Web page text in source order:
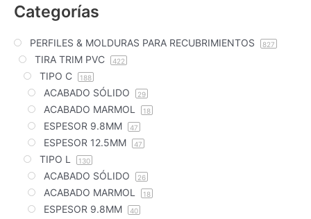
Categorías
PERFILES & MOLDURAS PARA RECUBRIMIENTOS 827
TIRA TRIM PVC 422
TIPO C 188
ACABADO SÓLIDO 29
ACABADO MARMOL 18
ESPESOR 9.8MM 47
ESPESOR 12.5MM 47
TIPO L 130
ACABADO SÓLIDO 26
ACABADO MARMOL 18
ESPESOR 9.8MM 40